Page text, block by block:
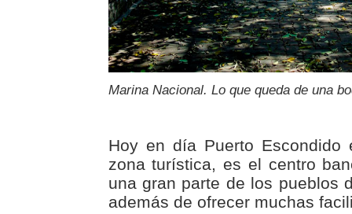
Marina Nacional. Lo que queda de una
Hoy en día Puerto
zona turística, es el centro
una gran parte de los pueblos
además de ofrecer muchas